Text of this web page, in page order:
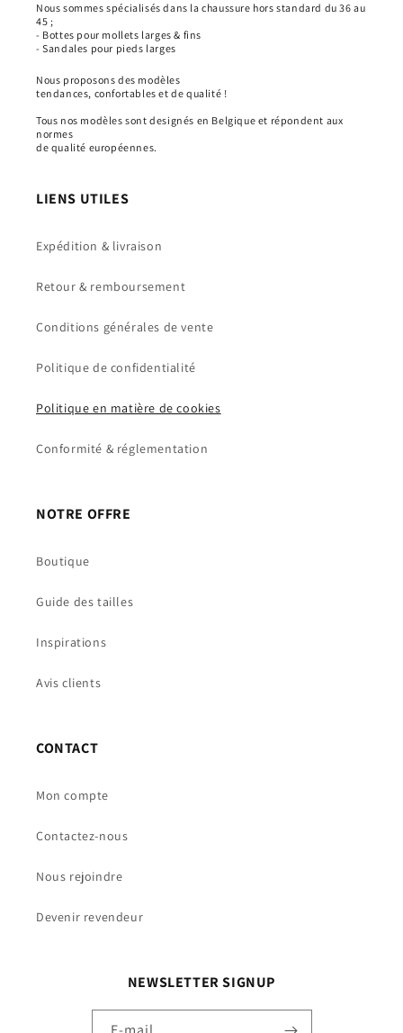
Nous sommes spécialisés dans la chaussure hors standard du 36 au
45 ;
- Bottes pour mollets larges & fins
- Sandales pour pieds larges
Nous proposons des modèles
tendances, confortables et de qualité !
Tous nos modèles sont designés en Belgique et répondent aux
normes
de qualité européennes.
LIENS UTILES
Expédition & livraison
Retour & remboursement
Conditions générales de vente
Politique de confidentialité
Politique en matière de cookies
Conformité & réglementation
NOTRE OFFRE
Boutique
Guide des tailles
Inspirations
Avis clients
CONTACT
Mon compte
Contactez-nous
Nous rejoindre
Devenir revendeur
NEWSLETTER SIGNUP